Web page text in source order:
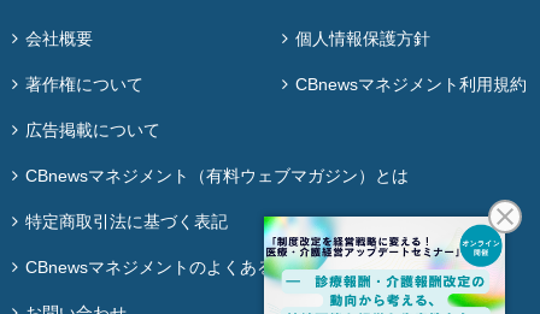
会社概要 個人情報保護方針
著作権について CBnewsマネジメント利用規約
広告掲載について
CBnewsマネジメント（有料ウェブマガジン）とは
特定商取引法に基づく表記
CBnewsマネジメントのよくある質問